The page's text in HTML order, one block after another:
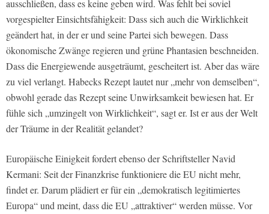
ausschließen, dass es keine geben wird. Was fehlt bei soviel
vorgespielter Einsichtsfähigkeit: Dass sich auch die Wirklichkeit
geändert hat, in der er und seine Partei sich bewegen. Dass
ökonomische Zwänge regieren und grüne Phantasien beschneiden.
Dass die Energiewende ausgeträumt, gescheitert ist. Aber das wäre
zu viel verlangt. Habecks Rezept lautet nur „mehr von demselben“,
obwohl gerade das Rezept seine Unwirksamkeit bewiesen hat. Er
fühle sich „umzingelt von Wirklichkeit“, sagt er. Ist er aus der Welt
der Träume in der Realität gelandet?
Europäische Einigkeit fordert ebenso der Schriftsteller Navid
Kermani: Seit der Finanzkrise funktioniere die EU nicht mehr,
findet er. Darum plädiert er für ein „demokratisch legitimiertes
Europa“ und meint, dass die EU „attraktiver“ werden müsse. Vor